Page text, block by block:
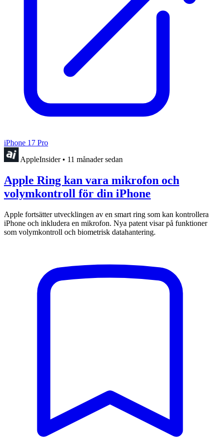
iPhone 17 Pro
AppleInsider • 11 månader sedan
Apple Ring kan vara mikrofon och
volymkontroll för din iPhone
Apple fortsätter utvecklingen av en smart ring som kan kontrollera
iPhone och inkludera en mikrofon. Nya patent visar på funktioner
som volymkontroll och biometrisk datahantering.